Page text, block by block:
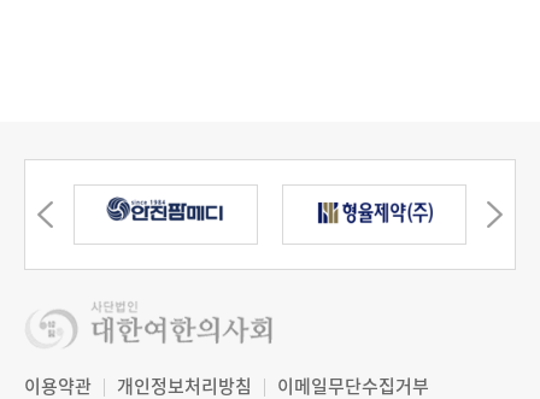
이용약관 개인정보처리방침 이메일무단수집거부